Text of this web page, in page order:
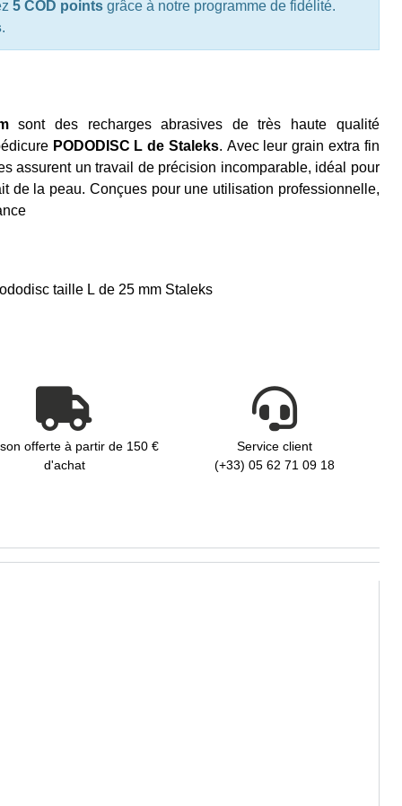
5 COD pointsgrâce à notre programme de fidélité.
.
sont des recharges abrasives de très haute qualité
PODODISC L de Staleks. Avec leur grain extra fin
assurent un travail de précision incomparable, idéal pour
de la peau. Conçues pour une utilisation professionnelle,
taille L de 25 mm Staleks
offerte à partir de 150 €
d'achat
Service client
(+33) 05 62 71 09 18